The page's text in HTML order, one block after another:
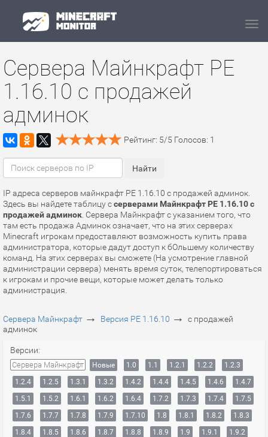
Сервера Майнкрафт PE
1.16.10 с продажей
админок
Рейтинг: 5/5 Голосов: 1
IP адреса серверов майнкрафт PE 1.16.10 с продажей админок.
Здесь вы найдете таблицу ссерверами Майнкрафт PE 1.16.10 с
продажей админок . Сервера Майнкрафт с указанием того, что
там есть продажа Админок означает, что на этих серверах
Minecraft игрокам предоставляют возможность купить права
администратора, которые дадут доступ к бОльшему количеству
команд. На этих серверах вы сможете (На усмотрение главной
администрации сервера) менять время суток, телепортироваться
к игрокам и прочие вещи, которые может делать только
администрация.
Сервера Майнкрафт → Версия PE 1.16.10 →
с продажей
админок
Версии:
Сервера Майнкрафт Новые 1.0 1.1 1.2.1 1.2.2
1.2.3
1.2.4
1.2.5 1.3.1 1.3.2 1.4.2 1.4.4 1.4.5 1.4.6
1.4.7
1.5.1
1.5.2 1.6.1 1.6.2 1.6.4 1.7.2 1.7.3 1.7.4
1.7.5
1.7.6
1.7.7 1.7.8 1.7.9 1.7.10 1.8 1.8.1 1.8.2
1.8.3
1.8.4
1.8.5 1.8.6 1.8.7 1.8.8 1.8.9 1.9 1.9.1
1.9.2